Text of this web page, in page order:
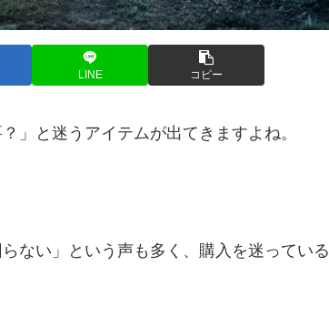
LINE コピー
」と迷うアイテムが出てきますよね。
ない」という声も多く、購入を迷っている